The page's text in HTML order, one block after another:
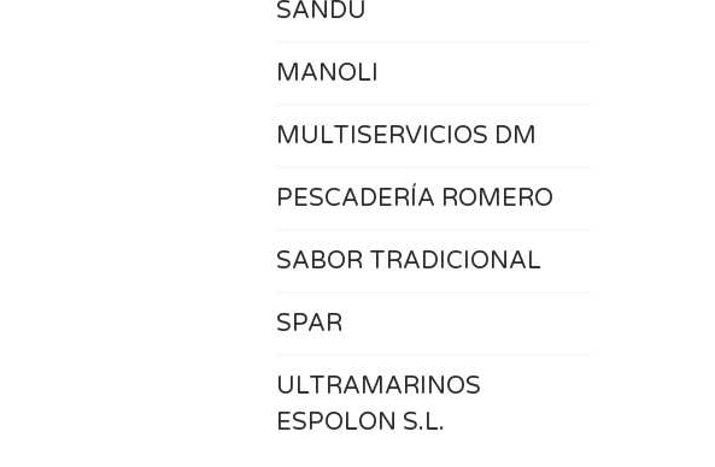
SANDU
MANOLI
MULTISERVICIOS DM
PESCADERÍA ROMERO
SABOR TRADICIONAL
SPAR
ULTRAMARINOS
ESPOLON S.L.